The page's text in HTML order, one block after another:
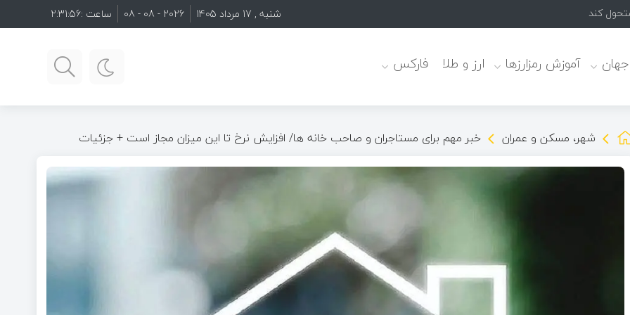
شنبه , 17 مرداد 1405 2026 - 08 - 08 ساعت :2:31:57
جهان آموزش رمزارزها ارز و طلا فارکس
شهر، مسکن و عمران خبر مهم برای مستاجران و صاحب خانه ها/ افزایش نرخ تا این میزان مجاز است + جزئیات